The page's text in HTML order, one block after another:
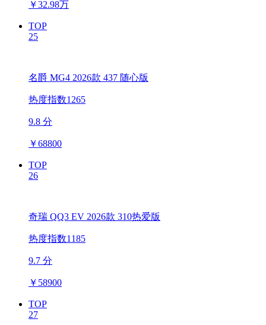
￥32.98万
TOP
25
名爵 MG4 2026款 437 随心版
热度指数1265
9.8 分
￥68800
TOP
26
奇瑞 QQ3 EV 2026款 310热爱版
热度指数1185
9.7 分
￥ 58900
TOP
27